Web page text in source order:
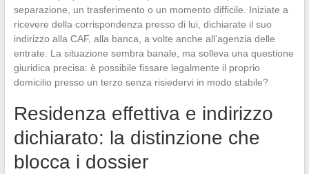
separazione, un trasferimento o un momento difficile. Iniziate a
ricevere della corrispondenza presso di lui, dichiarate il suo
indirizzo alla CAF, alla banca, a volte anche all’agenzia delle
entrate. La situazione sembra banale, ma solleva una questione
giuridica precisa: è possibile fissare legalmente il proprio
domicilio presso un terzo senza risiedervi in modo stabile?
Residenza effettiva e indirizzo
dichiarato: la distinzione che
blocca i dossier